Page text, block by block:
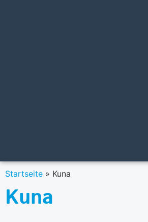
Startseite » Kuna
Kuna